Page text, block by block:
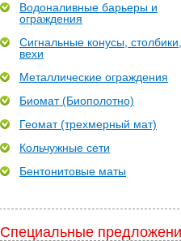
Водоналивные барьеры и
ограждения
Сигнальные конусы, столбики,
вехи
Металлические ограждения
Биомат (Биополотно)
Геомат (трехмерный мат)
Кольчужные сети
Бентонитовые маты
Специальные